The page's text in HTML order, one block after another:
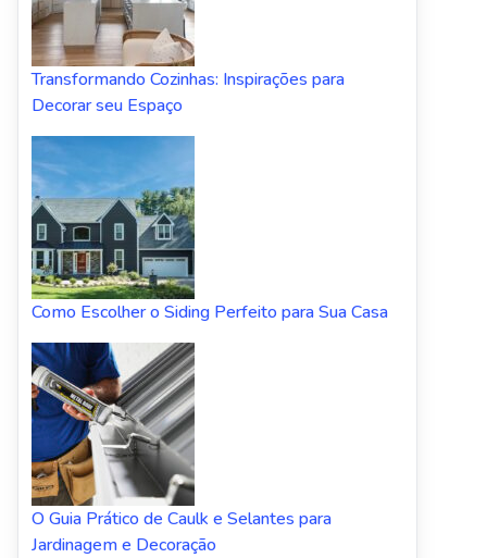
Transformando Cozinhas: Inspirações para
Decorar seu Espaço
Como Escolher o Siding Perfeito para Sua Casa
O Guia Prático de Caulk e Selantes para
Jardinagem e Decoração